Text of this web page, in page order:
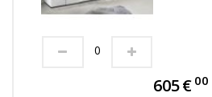
605€ 00